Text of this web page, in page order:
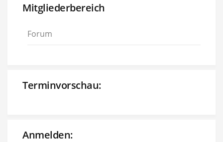
Mitgliederbereich
Forum
Terminvorschau:
Anmelden: